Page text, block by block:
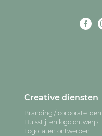
Creative diensten
Branding / corporate
Huisstijl en logo ontwerp
Logo laten ontwerpen